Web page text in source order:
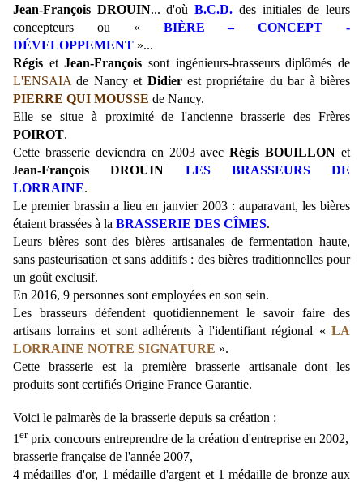
Jean-François DROUIN... d'oùB.C.D. des initiales de leurs
concepteurs
ou « BIÈRE – CONCEPT
-
DÉVELOPPEMENT »...
Régis etJean-François sont ingénieurs-brasseurs diplômés de
L'ENSAIA de Nancy et Didierest propriétaire du bar à bières
PIERRE QUI MOUSSE de Nancy.
Elle se situe à proximité de l'ancienne brasserie des Frères
POIROT.
Cette brasserie deviendra en 2003 avecRégis BOUILLON et
Jean-François DROUIN
LES BRASSEURS DE
LORRAINE.
Le premier brassin a lieu en janvier 2003 : auparavant, les bières
étaient brassées à la BRASSERIE DES CÎMES.
Leurs bières sont des bières artisanales de fermentation haute,
sans pasteurisation et sans additifs : des bières traditionnelles pour
un goût exclusif.
En 2016, 9 personnes sont employées en son sein.
Les brasseurs défendent quotidiennement le savoir faire des
artisans lorrains et sont adhérents à l'identifiant régional « LA
LORRAINE NOTRE SIGNATURE ».
Cette brasserie est la première brasserie artisanale dont les
produits sont certifiés Origine France Garantie.
Voici le palmarès de la brasserie depuis sa création :
1 erprix concours entreprendre de la création d'entreprise en 2002,
brasserie française de l'année 2007,
4 médailles d'or, 1 médaille d'argent et 1 médaille de bronze aux